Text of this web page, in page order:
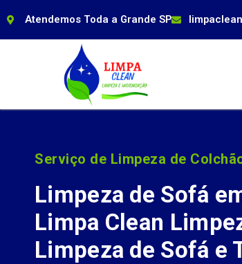
Atendemos Toda a Grande SP
Serviço de Limpeza de
Limpeza de Sofá
Limpa Clean
Limpeza de Sofá e